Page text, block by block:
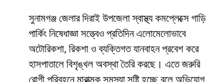
সুনামগঞ্জ জেলার দিরাই উপজেলা স্বাস্থ্য কমপ্লেক্সে গাড়ি
পার্কিং নিষেধাজ্ঞা সত্ত্বেও প্রতিদিন এলোমেলোভাবে
অটোরিকশা, রিকশা ও ব্যক্তিগত যানবাহন প্রবেশ করে
হাসপাতালে বিশৃঙ্খল অবস্থা তৈরি করছে। এতে জরুরি